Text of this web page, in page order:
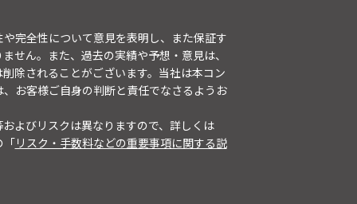
完全性について意見を表明し、また保証す
せん。また、過去の実績や予想・意見は、
除されることがございます。当社は本コン
お客様ご自身の判断と責任でなさるようお
よびリスクは異なりますので、詳しくは
「リスク・手数料などの重要事項に関する説